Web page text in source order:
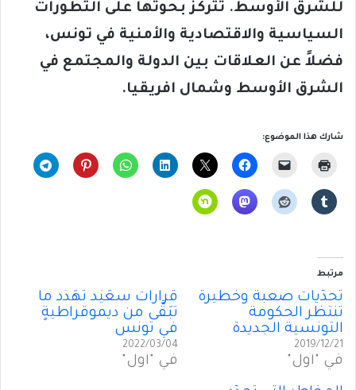
للشرق الأوسط. تتركز بحوثها على التطورات
السياسية والاقتصادية والأمنية في تونس،
فضلاً عن العلاقات بين الدولة والمجتمع في
الشرق الأوسط وشمال افريقيا.
شارك هذا الموضوع:
مرتبط
تحدّيات صعبة وخطيرة
تنتظر الحكومة
التونسية الجديدة
2019/12/21
في "أول"
قراراتُ سعَيِّد تُهَدِّد ما
تبَقَّى من ديموقراطيةٍ
في تونس
2022/03/04
في "أول"